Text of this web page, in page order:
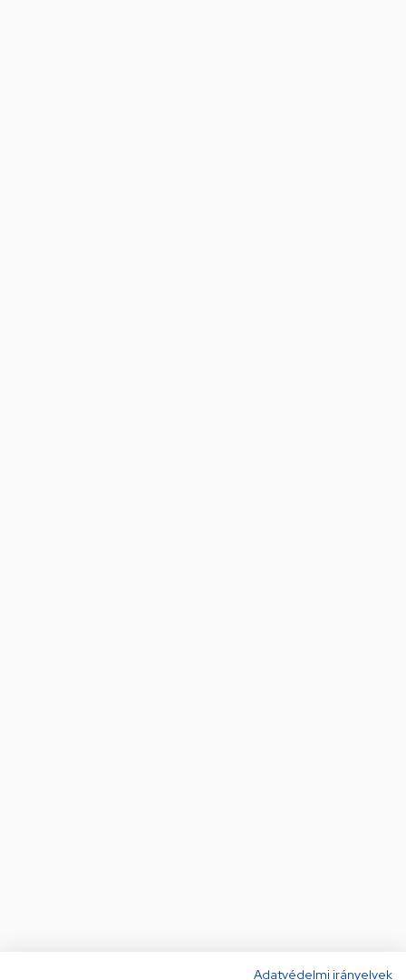
Adatvédelmi irányelvek